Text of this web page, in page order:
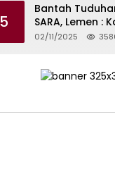
5
Bantah
SARA, Lemen : Kami Ingin
Meredam
02/11/2025